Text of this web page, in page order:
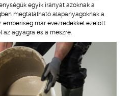
egyik irányát azoknak a
megtalálható alapanyagoknak a
már évezredekkel ezelőtt
az agyagra és a mészre.